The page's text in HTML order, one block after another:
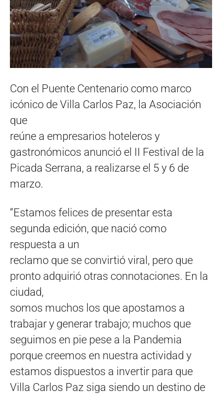
Con el Puente Centenario como marco
icónico de Villa Carlos Paz, la Asociación
que
reúne a empresarios hoteleros y
gastronómicos anunció el II Festival de la
Picada Serrana, a realizarse el 5 y 6 de
marzo.
“Estamos felices de presentar esta
segunda edición, que nació como
respuesta a un
reclamo que se convirtió viral, pero que
pronto adquirió otras connotaciones. En la
ciudad,
somos muchos los que apostamos a
trabajar y generar trabajo; muchos que
seguimos en pie pese a la Pandemia
porque creemos en nuestra actividad y
estamos dispuestos a invertir para que
Villa Carlos Paz siga siendo un destino de